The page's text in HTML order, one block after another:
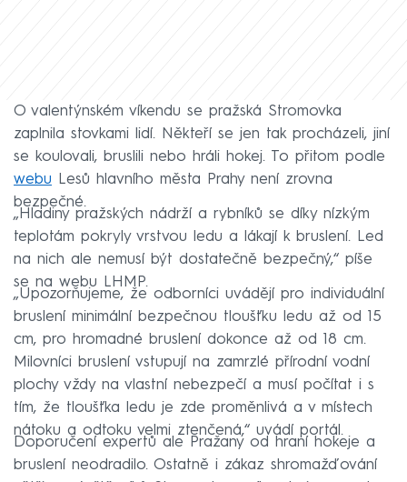
O valentýnském víkendu se pražská Stromovka
zaplnila stovkami lidí. Někteří se jen tak procházeli, jiní
se koulovali, bruslili nebo hráli hokej. To přitom podle
webu Lesů hlavního města Prahy není zrovna
bezpečné.
„Hladiny pražských nádrží a rybníků se díky nízkým
teplotám pokryly vrstvou ledu a lákají k bruslení. Led
na nich ale nemusí být dostatečně bezpečný,“ píše
se na webu LHMP.
„Upozorňujeme, že odborníci uvádějí pro individuální
bruslení minimální bezpečnou tloušťku ledu až od 15
cm, pro hromadné bruslení dokonce až od 18 cm.
Milovníci bruslení vstupují na zamrzlé přírodní vodní
plochy vždy na vlastní nebezpečí a musí počítat i s
tím, že tloušťka ledu je zde proměnlivá a v místech
nátoku a odtoku velmi ztenčená,“ uvádí portál.
Doporučení expertů ale Pražany od hraní hokeje a
bruslení neodradilo. Ostatně i zákaz shromažďování